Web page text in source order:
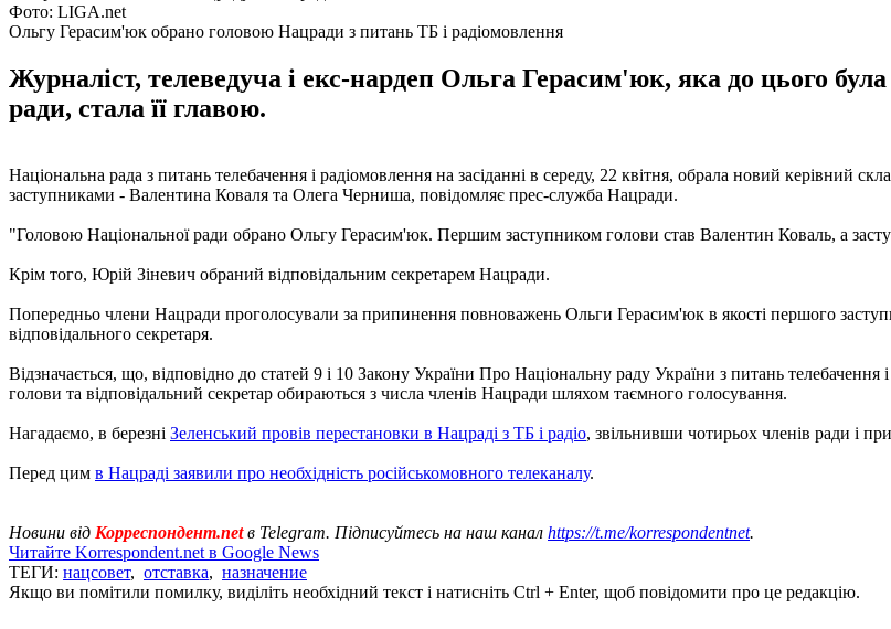
Фото: LIGA.net
Ольгу Герасим'юк обрано головою Нацради з питань ТБ і радіомовлення
Журналіст, телеведуча і екс-нардеп Ольга Герасим'юк, яка до цього
ради, стала її главою.
Національна рада з питань телебачення і радіомовлення на засіданні в середу, 22 квітня, обрала новий керівний
заступниками - Валентина Коваля та Олега Черниша, повідомляє прес-служба Нацради.
"Головою Національної ради обрано Ольгу Герасим'юк. Першим заступником голови став Валентин Коваль, а
Крім того, Юрій Зіневич обраний відповідальним секретарем Нацради.
Попередньо члени Нацради проголосували за припинення повноважень Ольги Герасим'юк в якості першого
відповідального секретаря.
Відзначається, що, відповідно до статей 9 і 10 Закону України Про Національну раду України з питань
голови та відповідальний секретар обираються з числа членів Нацради шляхом таємного голосування.
Нагадаємо, в березні Зеленський провів перестановки в Нацраді з ТБ і радіо, звільнивши чотирьох членів ради і
Перед цим в Нацраді заявили про необхідність російськомовного телеканалу.
Новини від Корреспондент.netв Telegram. Підписуйтесь на наш канал https://t.me/korrespondentnet.
Читайте Korrespondent.net в Google News
ТЕГИ: нацсовет, отставка, назначение
Якщо ви помітили помилку, виділіть необхідний текст і натисніть Ctrl + Enter, щоб повідомити про це редакцію.